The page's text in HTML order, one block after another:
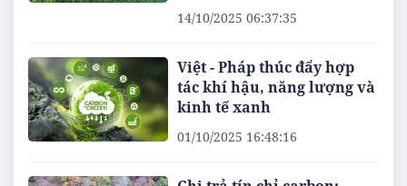
14/10/2025 06:37:35
Việt - Pháp thúc đẩy hợp
tác khí hậu, năng lượng và
kinh tế xanh
01/10/2025 16:48:16